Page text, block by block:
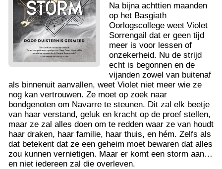
Na bijna achttien maanden
op het Basgiath
Oorlogscollege weet Violet
Sorrengail dat er geen tijd
meer is voor lessen of
onzekerheid. Nu de strijd
echt is begonnen en de
vijanden zowel van buitenaf
als binnenuit aanvallen, weet Violet niet meer wie ze
nog kan vertrouwen. Ze moet op zoek naar
bondgenoten om Navarre te steunen. Dit zal elk beetje
van haar verstand, geluk en kracht op de proef stellen,
maar ze zal alles doen om te redden waar ze van houdt
haar draken, haar familie, haar thuis, en hém. Zelfs als
dat betekent dat ze een geheim moet bewaren dat alles
zou kunnen vernietigen. Maar er komt een storm aan…
en niet iedereen zal die overleven.